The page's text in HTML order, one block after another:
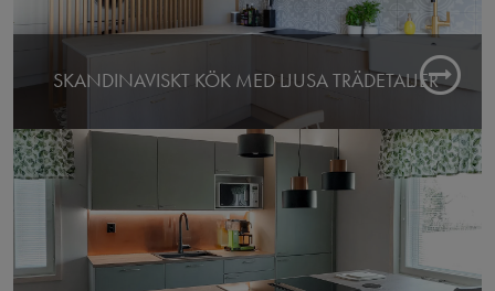
SKANDINAVISKT KÖK MED LJUSA TRÄDETALJER
Färdigt:
Butik: Espoo